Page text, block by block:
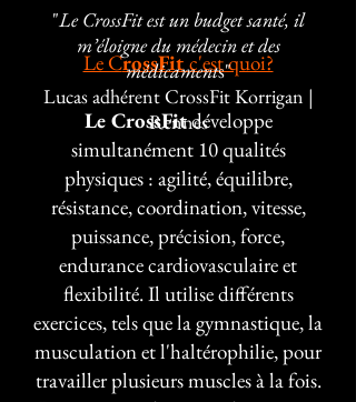
Le CrossFitc'est quoi?
Le CrossFitdéveloppe
simultanément 10 qualités
physiques : agilité, équilibre,
résistance, coordination, vitesse,
puissance, précision, force,
endurance cardiovasculaire et
flexibilité. Il utilise différents
exercices, tels que la gymnastique, la
musculation et l'haltérophilie, pour
travailler plusieurs muscles à la fois.
"Le CrossFit est un budget santé, il
m’éloigne du médecin et des
médicaments"
Lucas adhérent CrossFit Korrigan |
Rennes